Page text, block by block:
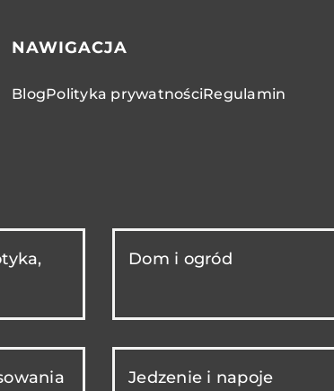
NAWIGACJA
BlogPolityka prywatnościRegulamin
Dom i ogród
Jedzenie i napoje